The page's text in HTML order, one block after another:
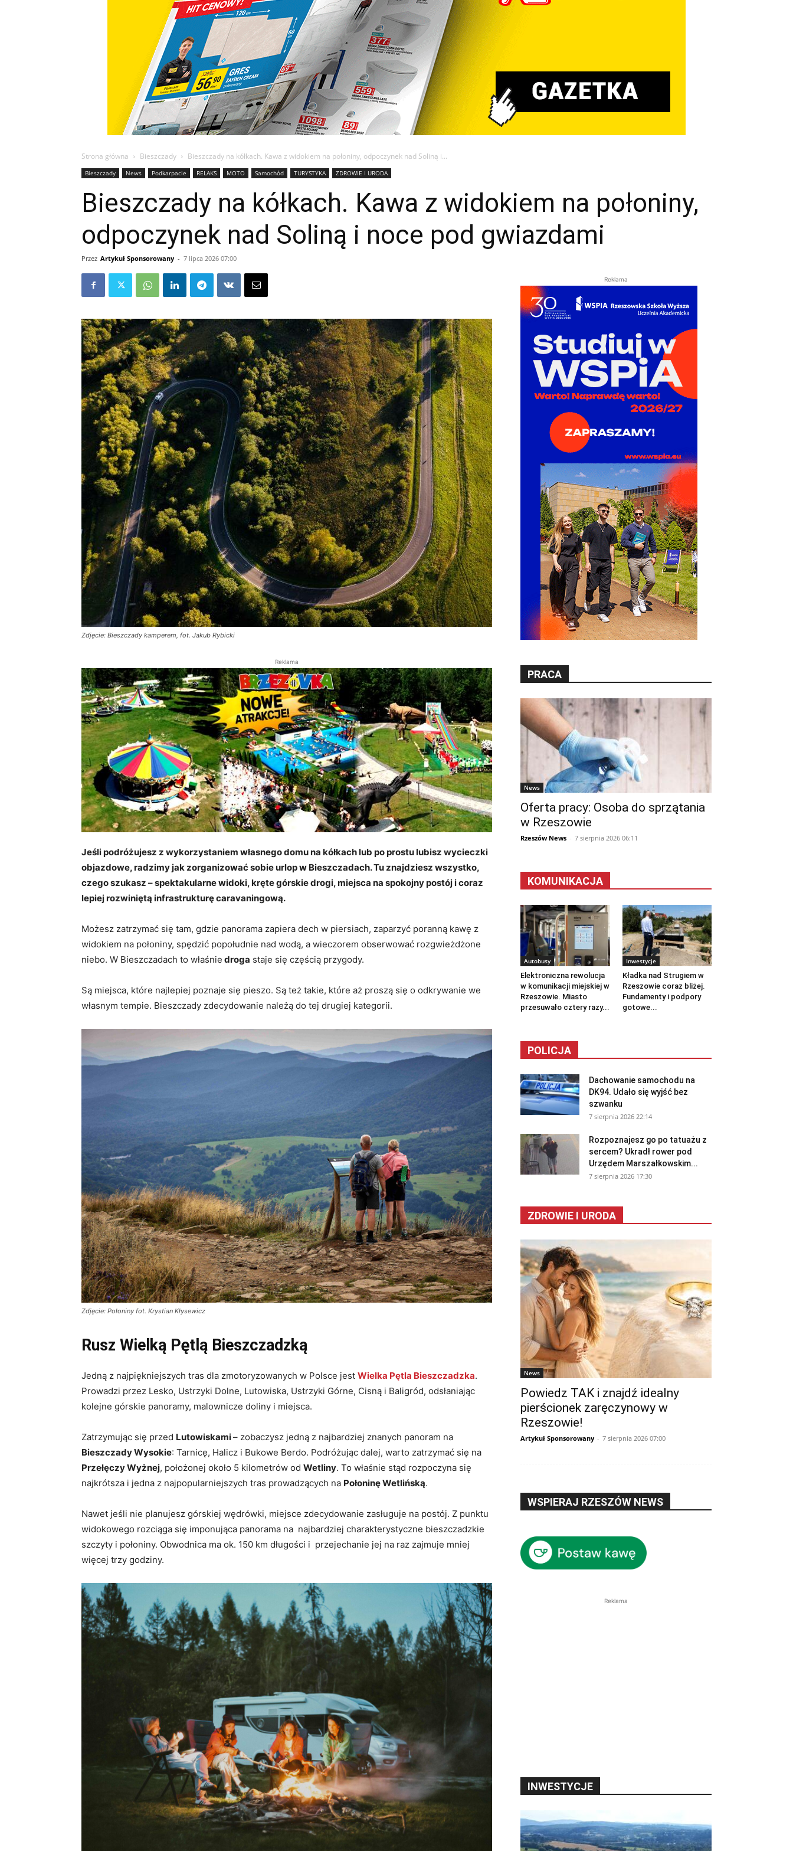
Strona główna Bieszczady Bieszczady na kółkach. Kawa z widokiem na połoniny, odpoczynek nad Soliną i...
Bieszczady News Podkarpacie RELAKS MOTO Samochód TURYSTYKA ZDROWIE I URODA
Bieszczady na kółkach. Kawa z widokiem na połoniny,
odpoczynek nad Soliną i noce pod gwiazdami
Przez Artykuł Sponsorowany - 7 lipca 2026 07:00
Zdjęcie: Bieszczady kamperem, fot. Jakub Rybicki
Reklama
Jeśli podróżujesz z wykorzystaniem własnego domu na kółkach lub po prostu lubisz wycieczki
objazdowe, radzimy jak zorganizować sobie urlop w Bieszczadach. Tu znajdziesz wszystko,
czego szukasz – spektakularne widoki, kręte górskie drogi, miejsca na spokojny postój i coraz
lepiej rozwiniętą infrastrukturę caravaningową.
Możesz zatrzymać się tam, gdzie panorama zapiera dech w piersiach, zaparzyć poranną kawę z
widokiem na połoniny, spędzić popołudnie nad wodą, a wieczorem obserwować rozgwieżdżone
niebo. W Bieszczadach to właśnie droga staje się częścią przygody.
Są miejsca, które najlepiej poznaje się pieszo. Są też takie, które aż proszą się o odkrywanie we
własnym tempie. Bieszczady zdecydowanie należą do tej drugiej kategorii.
Zdjęcie: Połoniny fot. Krystian Kłysewicz
Rusz Wielką Pętlą Bieszczadzką
Jedną z najpiękniejszych tras dla zmotoryzowanych w Polsce jest Wielka Pętla Bieszczadzka.
Prowadzi przez Lesko, Ustrzyki Dolne, Lutowiska, Ustrzyki Górne, Cisną i Baligród, odsłaniając
kolejne górskie panoramy, malownicze doliny i miejsca.
Zatrzymując się przed Lutowiskami– zobaczysz jedną z najbardziej znanych panoram na
Bieszczady Wysokie: Tarnicę, Halicz i Bukowe Berdo. Podróżując dalej, warto zatrzymać się na
Przełęczy Wyżnej, położonej około 5 kilometrów od Wetliny. To właśnie stąd rozpoczyna się
najkrótsza i jedna z najpopularniejszych tras prowadzących na Połoninę Wetlińską.
Nawet jeśli nie planujesz górskiej wędrówki, miejsce zdecydowanie zasługuje na postój. Z punktu
widokowego rozciąga się imponująca panorama na najbardziej charakterystyczne bieszczadzkie
szczyty i połoniny. Obwodnica ma ok. 150 km długości i przejechanie jej na raz zajmuje mniej
więcej trzy godziny.
Reklama
PRACA
News
Oferta pracy: Osoba do sprzątania
w Rzeszowie
Rzeszów News - 7 sierpnia 2026 06:11
KOMUNIKACJA
Autobusy
Elektroniczna rewolucja
w komunikacji miejskiej w
Rzeszowie. Miasto
przesuwało cztery razy...
Inwestycje
Kładka nad Strugiem w
Rzeszowie coraz bliżej.
Fundamenty i podpory
gotowe...
POLICJA
Dachowanie samochodu na
DK94. Udało się wyjść bez
szwanku
7 sierpnia 2026 22:14
Rozpoznajesz go po tatuażu z
sercem? Ukradł rower pod
Urzędem Marszałkowskim...
7 sierpnia 2026 17:30
ZDROWIE I URODA
News
Powiedz TAK i znajdź idealny
pierścionek zaręczynowy w
Rzeszowie!
Artykuł Sponsorowany - 7 sierpnia 2026 07:00
WSPIERAJ RZESZÓW NEWS
Reklama
INWESTYCJE